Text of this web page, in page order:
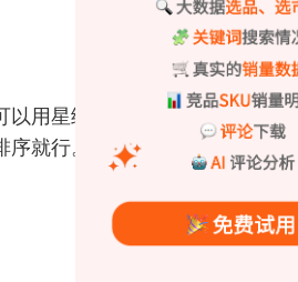
用星级筛选，
就行。